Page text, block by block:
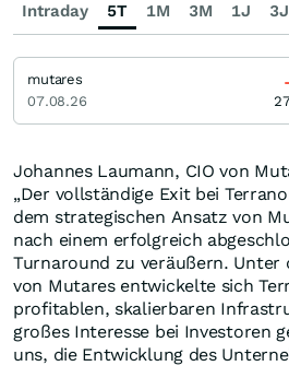
Johannes Laumann, CIO von
„Der vollständige Exit bei
dem strategischen Ansatz von
nach einem erfolgreich
Turnaround zu veräußern. Unter
von Mutares entwickelte sich
profitablen, skalierbaren
großes Interesse bei Investoren
uns, die Entwicklung des
Intraday 5T 1M 3M 1J 3J
mutares
07.08.26